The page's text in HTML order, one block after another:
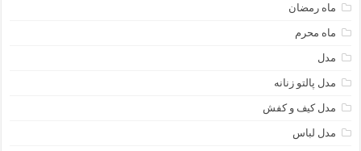
ماه رمضان
ماه محرم
مدل
مدل پالتو زنانه
مدل کیف و کفش
مدل لباس